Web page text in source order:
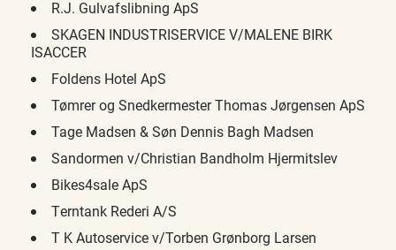
R.J. Gulvafslibning ApS
SKAGEN INDUSTRISERVICE V/MALENE BIRK
ISACCER
Foldens Hotel ApS
Tømrer og Snedkermester Thomas Jørgensen ApS
Tage Madsen & Søn Dennis Bagh Madsen
Sandormen v/Christian Bandholm Hjermitslev
Bikes4sale ApS
Terntank Rederi A/S
T K Autoservice v/Torben Grønborg Larsen